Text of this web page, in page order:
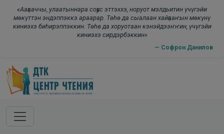
«Ааҕааччы, улаатыннара соҕус эттэххэ, норуот мэлдьитин үчүгэйи
мөкүттэн эндэппэккэ араарар. Төһө да сыалаан хайҕааҥын мөкүнү
киниэхэ биһирэппэккин. Төһө да хоруотаан кэнэйдээҥҥин, үчүгэйи
киниэхэ сирдэрбэккин»
— Софрон Данилов
Skip to main content